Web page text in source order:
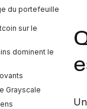
du portefeuille
sur le
dominent le
Grayscale